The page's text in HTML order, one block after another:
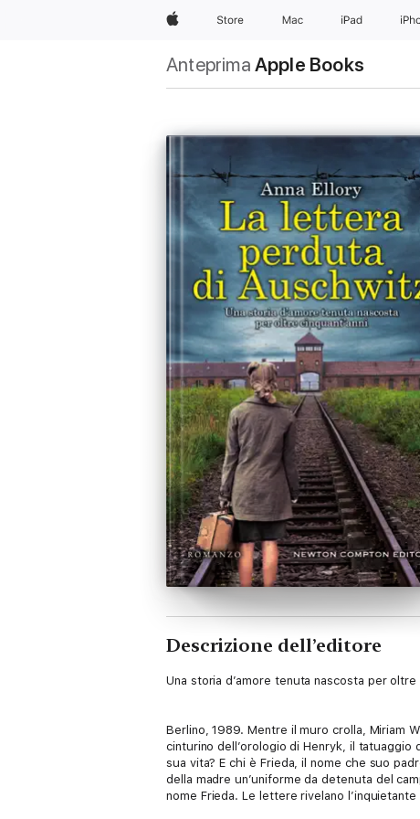
AppleStore Mac iPad
Anteprima Apple Books
Descrizione dell’editore
Una storia d’amore tenuta nascosta per oltre
Berlino, 1989. Mentre il muro crolla, Miriam
cinturino dell’orologio di Henryk, il
sua vita? E chi è Frieda, il nome che suo
della madre un’uniforme da detenuta del
nome Frieda. Le lettere rivelano